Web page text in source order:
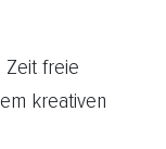
freie
kreativen